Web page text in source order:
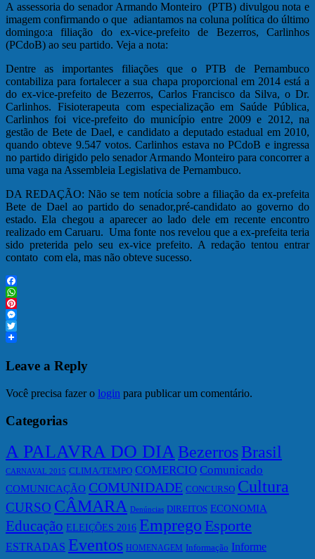
A assessoria do senador Armando Monteiro (PTB) divulgou nota e
imagem confirmando o que adiantamos na coluna política do último
domingo:a filiação do ex-vice-prefeito de Bezerros, Carlinhos
(PCdoB) ao seu partido. Veja a nota:
Dentre as importantes filiações que o PTB de Pernambuco
contabiliza para fortalecer a sua chapa proporcional em 2014 está a
do ex-vice-prefeito de Bezerros, Carlos Francisco da Silva, o Dr.
Carlinhos. Fisioterapeuta com especialização em Saúde Pública,
Carlinhos foi vice-prefeito do município entre 2009 e 2012, na
gestão de Bete de Dael, e candidato a deputado estadual em 2010,
quando obteve 9.547 votos. Carlinhos estava no PCdoB e ingressa
no partido dirigido pelo senador Armando Monteiro para concorrer a
uma vaga na Assembleia Legislativa de Pernambuco.
DA REDAÇÃO: Não se tem notícia sobre a filiação da ex-prefeita
Bete de Dael ao partido do senador,pré-candidato ao governo do
estado. Ela chegou a aparecer ao lado dele em recente encontro
realizado em Caruaru. Uma fonte nos revelou que a ex-prefeita teria
sido preterida pelo seu ex-vice prefeito. A redação tentou entrar
contato com ela, mas não obteve sucesso.
Facebook
WhatsApp
Pinterest
Messenger
Twitter
Leave a Reply
Você precisa fazer o login para publicar um comentário.
Categorias
A PALAVRA DO DIABezerrosBrasil
CARNAVAL 2015 CLIMA/TEMPO COMERCIO Comunicado
COMUNICAÇÃO COMUNIDADE CONCURSO Cultura
CURSO CÂMARA Denúncias DIREITOS ECONOMIA
Educação ELEIÇÕES 2016 Emprego Esporte
ESTRADAS Eventos HOMENAGEM Informação Informe